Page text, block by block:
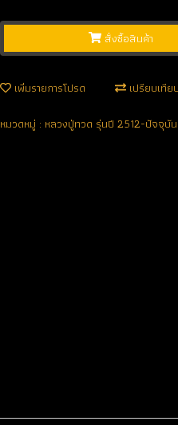
สั่งซื้อสินค้า
เพิ่มรายการโปรด เปรียบเทียบ
หมวดหมู่ : หลวงปู่ทวด รุ่นปี 2512-ปัจจุบัน